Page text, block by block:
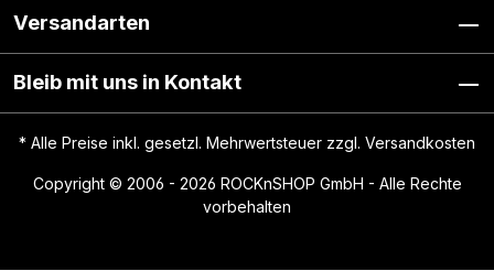
Versandarten
Bleib mit uns in Kontakt
* Alle Preise inkl. gesetzl. Mehrwertsteuer zzgl. Versandkosten
Copyright © 2006 - 2026 ROCKnSHOP GmbH - Alle Rechte
vorbehalten